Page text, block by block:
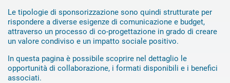
Le tipologie di sponsorizzazione sono quindi strutturate per
rispondere a diverse esigenze di comunicazione e budget,
attraverso un processo di co-progettazione in grado di creare
un valore condiviso e un impatto sociale positivo.
In questa pagina è possibile scoprire nel dettaglio le
opportunità di collaborazione, i formati disponibili e i benefici
associati.